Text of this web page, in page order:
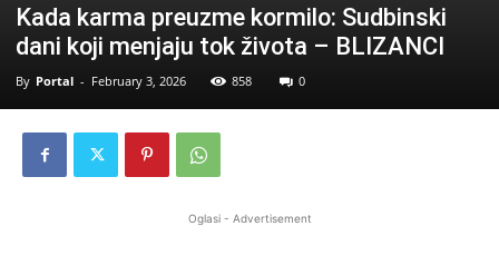
Kada karma preuzme kormilo: Sudbinski
dani koji menjaju tok života – BLIZANCI
By Portal - February 3, 2026 858 0
Oglasi - Advertisement